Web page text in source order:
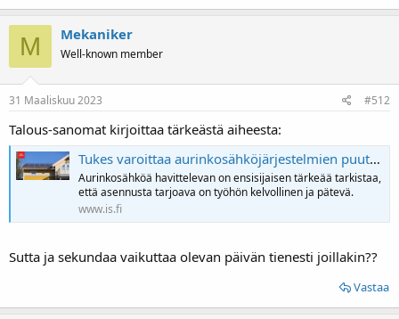
M Mekaniker
Well-known member
31 Maaliskuu 2023 #512
Talous-sanomat kirjoittaa tärkeästä aiheesta:
Tukes varoittaa aurinkosähköjärjestelmien puutteista – virheet niin karkeita, että maallikkokin huomaa
Aurinkosähköä havittelevan on ensisijaisen tärkeää tarkistaa,
että asennusta tarjoava on työhön kelvollinen ja pätevä.
www.is.fi
Sutta ja sekundaa vaikuttaa olevan päivän tienesti joillakin??
Vastaa